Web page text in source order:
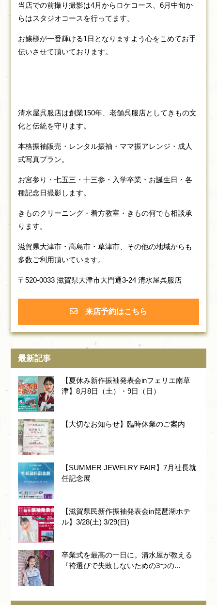
当店での前撮り撮影は4月からロケコース、6月中旬か
らはスタジオコースを行ってます。
お嬢様が一番輝ける1日となりますよう心をこめてお手
伝いさせて頂いております。
清水屋呉服店は創業150年、老舗呉服店としてきもの文
化と伝統を守ります。
本格振袖販売・レンタル振袖・ママ振アレンジ・成人
式写真プラン。
お宮参り・七五三・十三参・入学卒業・お誕生日・各
種記念日撮影します。
きものクリーニング・着方教室・きもの何でも相談承
ります。
滋賀県大津市・高島市・草津市、その他の地域からも
多数ご利用頂いています。
〒520-0033 滋賀県大津市大門通3-24 清水屋呉服店
来店予約はこちら
最新記事
【夏休み新作振袖発表会inフェリエ南草
津】8月8日（土）・9日（日）
【大切なお知らせ】臨時休業のご案内
【SUMMER JEWELRY FAIR】7月社長就
任記念展
【滋賀県民新作振袖発表会in琵琶湖ホテ
ル】3/28(土) 3/29(日)
卒業式を最高の一日に。清水屋が教える
『袴選びで失敗しないための3つの...